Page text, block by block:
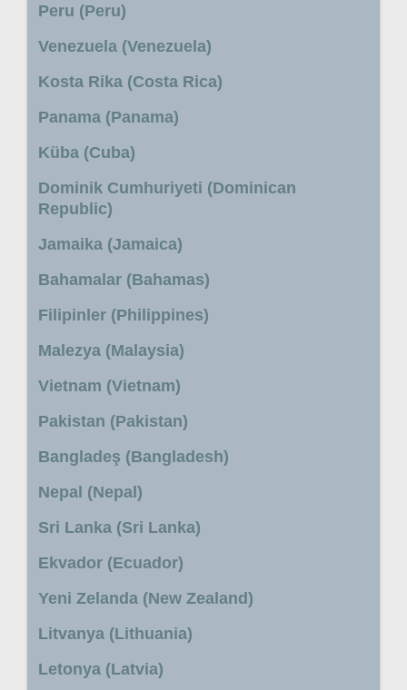
Peru (Peru)
Venezuela (Venezuela)
Kosta Rika (Costa Rica)
Panama (Panama)
Küba (Cuba)
Dominik Cumhuriyeti (Dominican
Republic)
Jamaika (Jamaica)
Bahamalar (Bahamas)
Filipinler (Philippines)
Malezya (Malaysia)
Vietnam (Vietnam)
Pakistan (Pakistan)
Bangladeş (Bangladesh)
Nepal (Nepal)
Sri Lanka (Sri Lanka)
Ekvador (Ecuador)
Yeni Zelanda (New Zealand)
Litvanya (Lithuania)
Letonya (Latvia)